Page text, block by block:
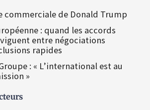
commerciale de Donald Trump
: quand les accords
entre négociations
rapides
: « L’international est au
»